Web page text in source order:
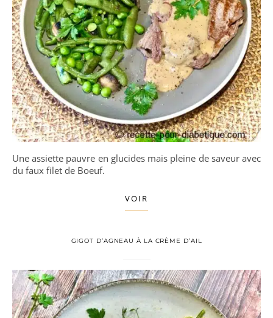
Une assiette pauvre en glucides mais pleine de saveur avec
du faux filet de Boeuf.
VOIR
GIGOT D’AGNEAU À LA CRÈME D’AIL